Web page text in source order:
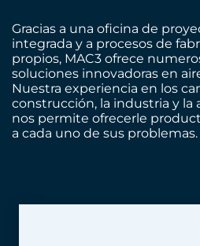
Gracias a una oficina de
integrada y a procesos de
propios, MAC3 ofrece
soluciones innovadoras en
Nuestra experiencia en los
construcción, la industria y la
nos permite ofrecerle
a cada uno de sus problemas.